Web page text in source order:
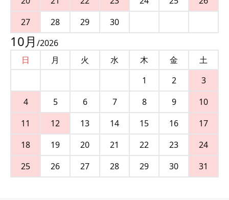
27
28 29 30
10月 /2026
日
月 火 水 木 金
土
1
2
3
4
5 6 7 8 9
10
11
12 13 14 15 16
17
18
19 20 21 22 23
24
25
26 27 28 29 30 31